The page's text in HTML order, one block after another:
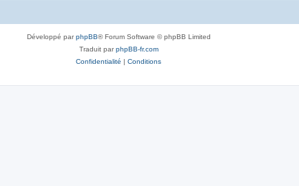
Développé parphpBB® Forum Software © phpBB Limited
Traduit parphpBB-fr.com
Confidentialité | Conditions